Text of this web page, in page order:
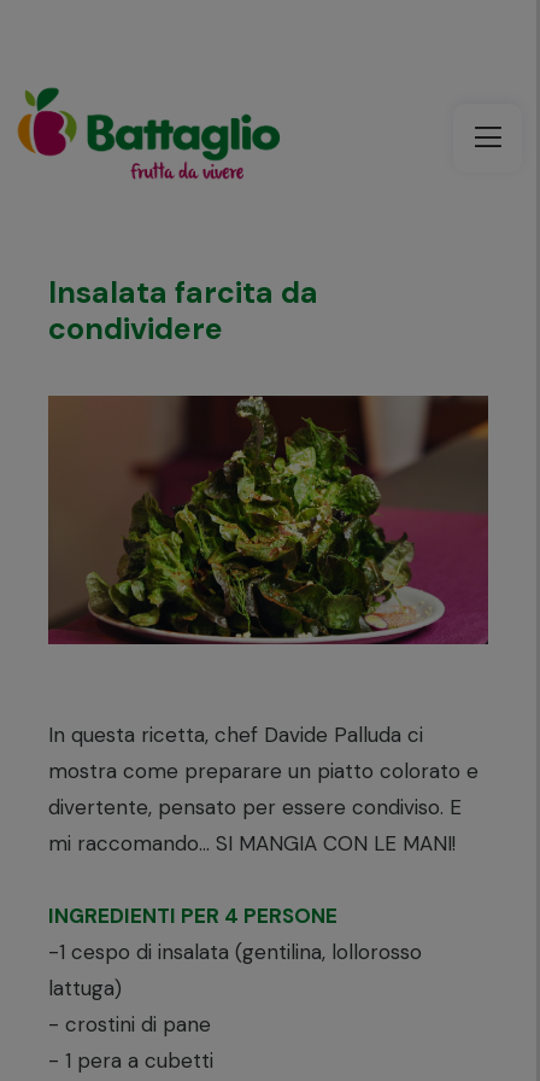
Insalata farcita da
condividere
In questa ricetta, chef Davide Palluda ci
mostra come preparare un piatto colorato e
divertente, pensato per essere condiviso. E
mi raccomando… SI MANGIA CON LE MANI!
INGREDIENTI PER 4 PERSONE
-1 cespo di insalata (gentilina, lollorosso
lattuga)
- crostini di pane
- 1 pera a cubetti